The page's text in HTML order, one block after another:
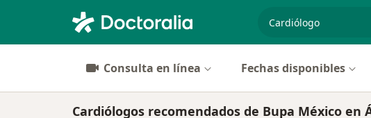
especialidad,
Consulta en línea Fechas disponibles
Cardiólogos recomendados de Bupa México en